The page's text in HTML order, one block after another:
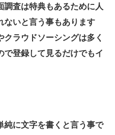
調査は特典もあるために人
ないと言う事もあります
ラウドソーシングは多く
で登録して見るだけでもイ
純に文字を書くと言う事で